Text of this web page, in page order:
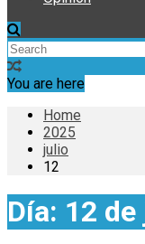
You are here
Home
2025
julio
12
Día: 12